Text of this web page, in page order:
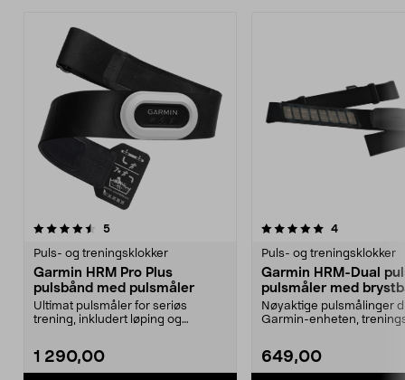
5anmeldelser
Puls- og treningsklokker
Garmin HRM Pro Plus
pulsbånd med pulsmåler
Ultimat pulsmåler for seriøs
trening, inkludert løping og
1 290,00
5.0av 5 stjerner 4anmeldelser
Puls- og treningsklokker
Garmin HRM-Dual
pulsmåler med
Nøyaktige pulsmålinger
Garmin-enheten,
649,00
4.5av 5 stjerner